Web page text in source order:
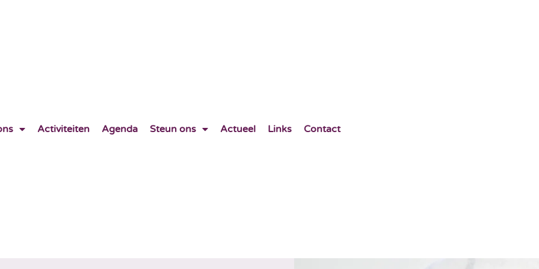
Activiteiten Agenda Steun ons Actueel Links Contact